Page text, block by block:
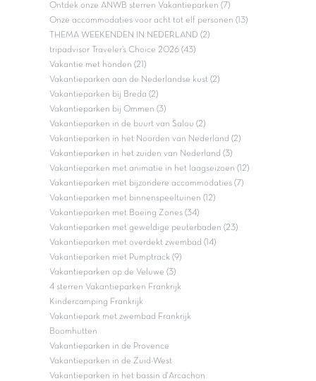
Ontdek onze ANWB sterren Vakantieparken (7)
Onze accommodaties voor acht tot elf personen (13)
THEMA WEEKENDEN IN NEDERLAND (2)
tripadvisor Traveler’s Choice 2026 (43)
Vakantie met honden (21)
Vakantieparken aan de Nederlandse kust (2)
Vakantieparken bij Breda (2)
Vakantieparken bij Ommen (3)
Vakantieparken in de buurt van Salou (2)
Vakantieparken in het Noorden van Nederland (2)
Vakantieparken in het zuiden van Nederland (3)
Vakantieparken met animatie in het laagseizoen (12)
Vakantieparken met bijzondere accommodaties (7)
Vakantieparken met binnenspeeltuinen (12)
Vakantieparken met Boeing Zones (34)
Vakantieparken met geweldige peuterbaden (23)
Vakantieparken met overdekt zwembad (14)
Vakantieparken met Pumptrack (9)
Vakantieparken op de Veluwe (3)
4 sterren Vakantieparken Frankrijk
Kindercamping Frankrijk
Vakantiepark met zwembad Frankrijk
Boomhutten
Vakantieparken in de Provence
Vakantieparken in de Zuid-West
Vakantieparken in het bassin d'Arcachon